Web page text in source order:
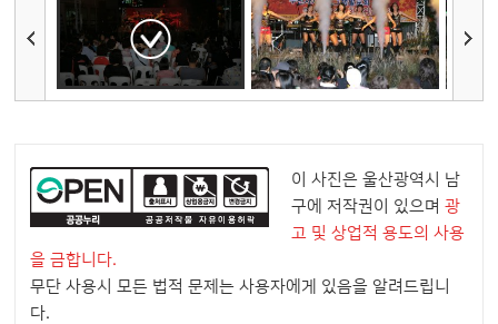
이 사진은 울산광역시 남
구에 저작권이 있으며 광
고 및 상업적 용도의 사용
을 금합니다.
무단 사용시 모든 법적 문제는 사용자에게 있음을 알려드립니
다.